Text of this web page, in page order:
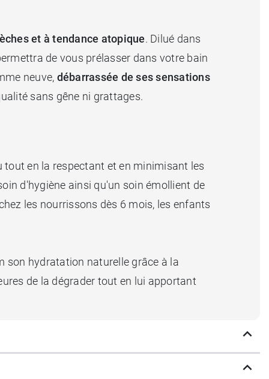
et à tendance atopique. Dilué dans
de vous prélasser dans votre bain
neuve, débarrassée de ses sensations
sans gêne ni grattages.
tout en la respectant et en minimisant les
d'hygiène ainsi qu'un soin émollient de
les nourrissons dès 6 mois, les enfants
son hydratation naturelle grâce à la
de la dégrader tout en lui apportant